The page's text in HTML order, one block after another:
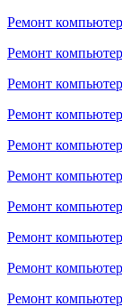
Ремонт
Ремонт
Ремонт
Ремонт
Ремонт
Ремонт
Ремонт
Ремонт
Ремонт
Ремонт